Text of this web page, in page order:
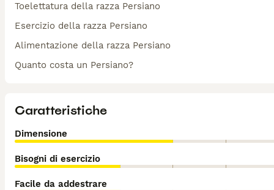
Toelettatura della razza Persiano
Esercizio della razza Persiano
Alimentazione della razza Persiano
Quanto costa un Persiano?
Caratteristiche
Dimensione
Bisogni di esercizio
Facile da addestrare